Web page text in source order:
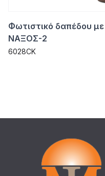
Φωτιστικό δαπέδου
ΝΑΞΟΣ-2
6028CK